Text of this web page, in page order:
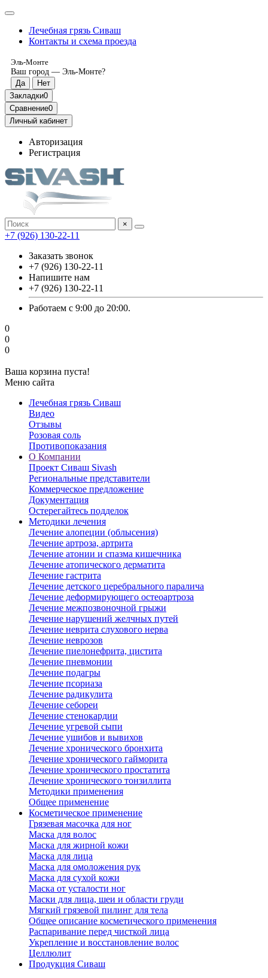
Лечебная грязь Сиваш
Контакты и схема проезда
Эль-Монте
Ваш город — Эль-Монте?
Закладки0
Сравнение0
Личный кабинет
Авторизация
Регистрация
×
‎+7 (926) 130-22-11
Заказать звонок
‎+7 (926) 130-22-11
Напишите нам
‎+7 (926) 130-22-11
Работаем с 9:00 до 20:00.
0
0
0
Ваша корзина пуста!
Меню сайта
Лечебная грязь Сиваш
Видео
Отзывы
Розовая соль
Противопоказания
О Компании
Проект Сиваш Sivash
Региональные представители
Коммерческое предложение
Документация
Остерегайтесь подделок
Методики лечения
Лечение алопеции (облысения)
Лечение артроза, артрита
Лечение атонии и спазма кишечника
Лечение атопического дерматита
Лечение гастрита
Лечение детского церебрального паралича
Лечение деформирующего остеоартроза
Лечение межпозвоночной грыжи
Лечение нарушений желчных путей
Лечение неврита слухового нерва
Лечение неврозов
Лечение пиелонефрита, цистита
Лечение пневмонии
Лечение подагры
Лечение псориаза
Лечение радикулита
Лечение себореи
Лечение стенокардии
Лечение угревой сыпи
Лечение ушибов и вывихов
Лечение хронического бронхита
Лечение хронического гайморита
Лечение хронического простатита
Лечение хронического тонзиллита
Методики применения
Общее применение
Косметическое применение
Грязевая масочка для ног
Маска для волос
Маска для жирной кожи
Маска для лица
Маска для омоложения рук
Маска для сухой кожи
Маска от усталости ног
Маски для лица, шеи и области груди
Мягкий грязевой пилинг для тела
Общее описание косметического применения
Распаривание перед чисткой лица
Укрепление и восстановление волос
Целлюлит
Продукция Сиваш